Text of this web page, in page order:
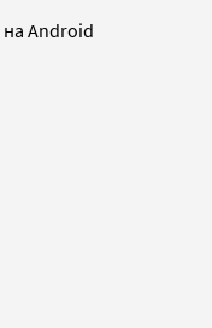
Android